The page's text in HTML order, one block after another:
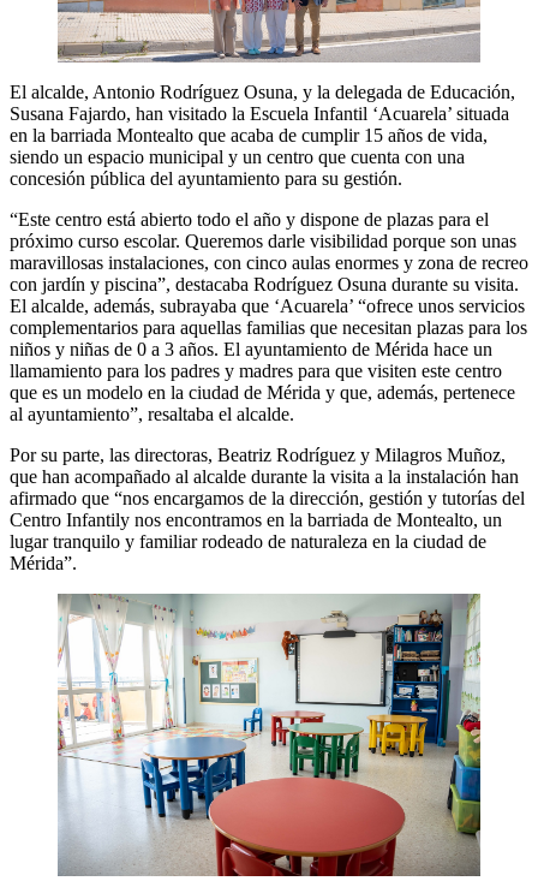
El alcalde, Antonio Rodríguez Osuna, y la delegada de Educación,
Susana Fajardo, han visitado la Escuela Infantil ‘Acuarela’ situada
en la barriada Montealto que acaba de cumplir 15 años de vida,
siendo un espacio municipal y un centro que cuenta con una
concesión pública del ayuntamiento para su gestión.
“Este centro está abierto todo el año y dispone de plazas para el
próximo curso escolar. Queremos darle visibilidad porque son unas
maravillosas instalaciones, con cinco aulas enormes y zona de recreo
con jardín y piscina”, destacaba Rodríguez Osuna durante su visita.
El alcalde, además, subrayaba que ‘Acuarela’ “ofrece unos servicios
complementarios para aquellas familias que necesitan plazas para los
niños y niñas de 0 a 3 años. El ayuntamiento de Mérida hace un
llamamiento para los padres y madres para que visiten este centro
que es un modelo en la ciudad de Mérida y que, además, pertenece
al ayuntamiento”, resaltaba el alcalde.
Por su parte, las directoras, Beatriz Rodríguez y Milagros Muñoz,
que han acompañado al alcalde durante la visita a la instalación han
afirmado que “nos encargamos de la dirección, gestión y tutorías del
Centro Infantily nos encontramos en la barriada de Montealto, un
lugar tranquilo y familiar rodeado de naturaleza en la ciudad de
Mérida”.